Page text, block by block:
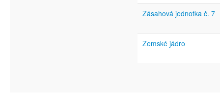
Zásahová jednotka č. 7
Zemské jádro